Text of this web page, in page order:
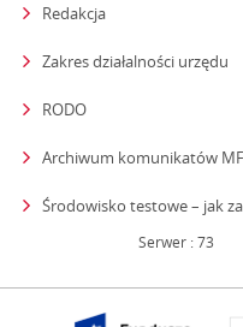
Redakcja
Zakres działalności urzędu
RODO
Archiwum komunikatów MF
Środowisko testowe – jak
Serwer : 73